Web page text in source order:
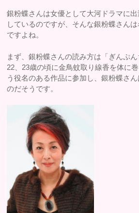
銀粉蝶さんは女優として大河ドラマに
しているのですが、そんな銀粉蝶さん
ですよね。
まず、銀粉蝶さんの読み方は「ぎんぷん
22、23歳の頃に金鳥蚊取り線香を体に
う役名のある作品に参加し、銀粉蝶さ
のだそうです。